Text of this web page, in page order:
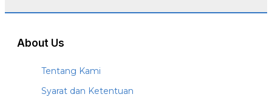
About Us
Tentang Kami
Syarat dan Ketentuan